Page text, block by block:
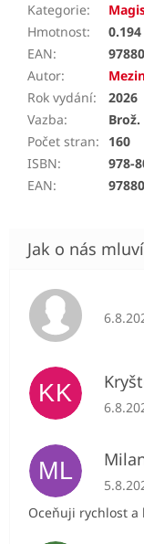
Kategorie:
Hmotnost:
EAN:
Autor:
Rok vydání:
2026
Vazba:
Brož.
Počet stran:
160
ISBN:
978-
EAN:
KK
ML
Oceňuji rychlost